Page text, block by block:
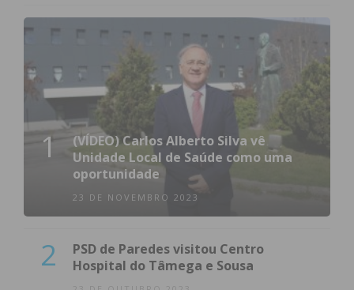
1
(VÍDEO) Carlos Alberto Silva vê
Unidade Local de Saúde como uma
oportunidade
23 DE NOVEMBRO 2023
2
PSD de Paredes visitou Centro
Hospital do Tâmega e Sousa